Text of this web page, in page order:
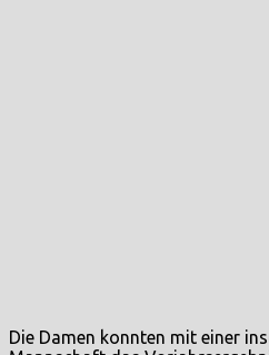
Die Damen konnten mit einer